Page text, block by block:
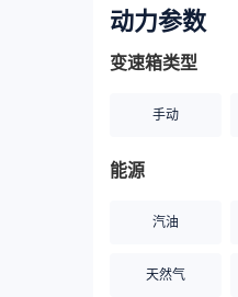
动力参数
变速箱类型
手动
能源
汽油
天然气